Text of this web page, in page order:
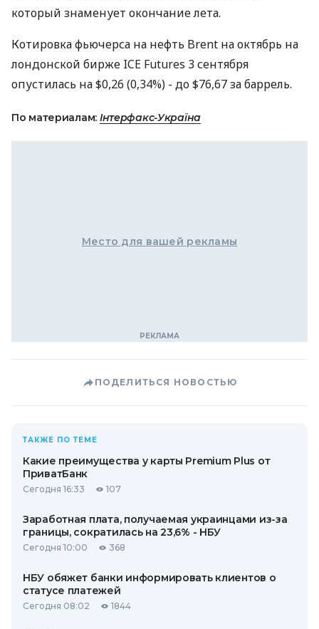
который знаменует окончание лета.
Котировка фьючерса на нефть Brent на октябрь на
лондонской бирже ICE Futures 3 сентября
опустилась на $0,26 (0,34%) - до $76,67 за баррель.
По материалам: Інтерфакс-Україна
Место для вашей рекламы
ПОДЕЛИТЬСЯ НОВОСТЬЮ
ТАКЖЕ ПО ТЕМЕ
Какие преимущества у карты Premium Plus от
ПриватБанк
Сегодня 16:33 107
Заработная плата, получаемая украинцами из-за
границы, сократилась на 23,6% - НБУ
Сегодня 10:00 368
НБУ обяжет банки информировать клиентов о
статусе платежей
Сегодня 08:02 1844